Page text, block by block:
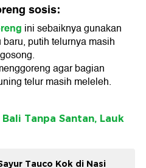
sosis:
ini sebaiknya gunakan
putih telurnya masih
agar bagian
telur masih meleleh.
Tanpa Santan, Lauk
Tauco Kok di Nasi